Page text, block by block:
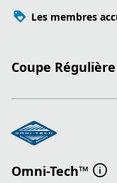
Les membres
Coupe Régulière
Omni-Tech™